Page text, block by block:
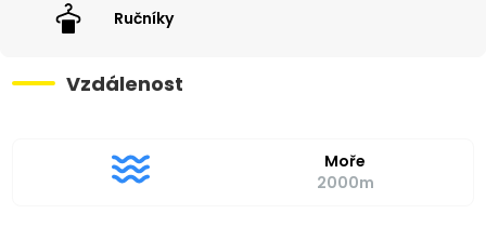
Ručníky
Vzdálenost
Moře
2000m